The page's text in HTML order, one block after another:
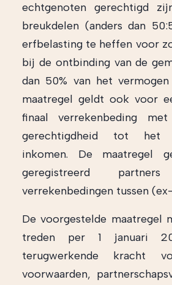
echtgenoten gerechtigd
breukdelen (anders dan
erfbelasting te heffen voor
bij de ontbinding van de
dan 50% van het
maatregel geldt ook voor
finaal verrekenbeding
gerechtigdheid tot het
inkomen. De maatregel
geregistreerd
verrekenbedingen tussen
De voorgestelde maatregel
treden per 1 januari
terugwerkende kracht
voorwaarden,